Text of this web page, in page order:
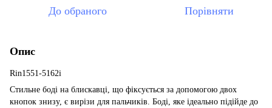
До обраного Порівняти
Опис
Rin1551-5162i
Стильне боді на блискавці, що фіксується за допомогою двох
кнопок знизу, є вирізи для пальчиків. Боді, яке ідеально підійде до